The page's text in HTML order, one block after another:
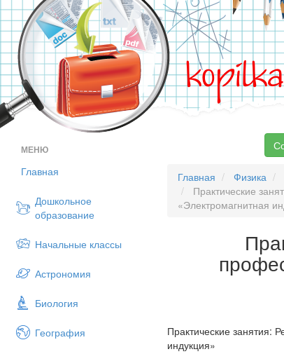
kopilka
МЕНЮ
Главная
Дошкольное
образование
Начальные классы
Астрономия
Биология
География
Главная Физика
Практические
«Электромагнитная
Практические занятия:
индукция»